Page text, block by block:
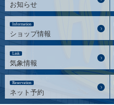
お知らせ
Information
ショップ情報
Link
気象情報
Reservation
ネット予約